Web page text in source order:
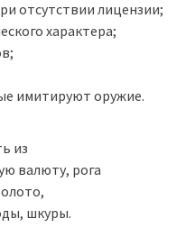
отсутствии лицензии;
характера;
имитируют оружие.
из
валюту, рога
шкуры.